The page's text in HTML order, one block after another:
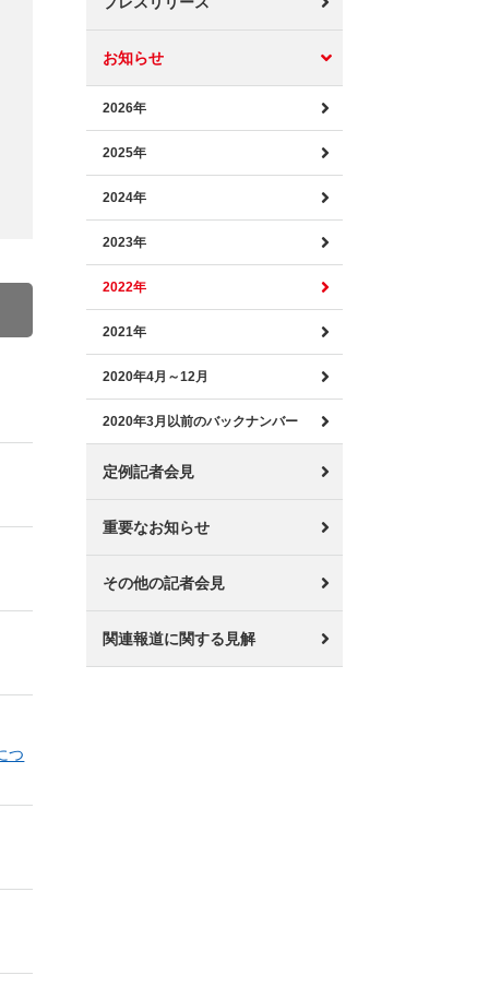
つ
お知らせ
2026年
2025年
2024年
2023年
2022年
2021年
2020年4月～12月
2020年3月以前のバックナンバー
定例記者会見
重要なお知らせ
その他の記者会見
関連報道に関する見解